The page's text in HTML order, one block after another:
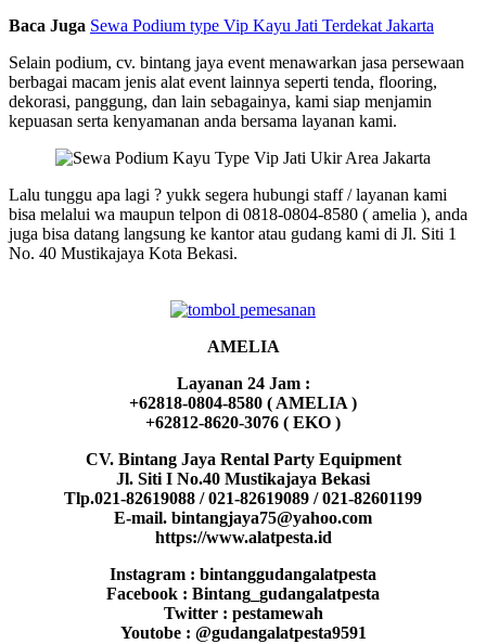
Baca Juga Sewa Podium type Vip Kayu Jati Terdekat Jakarta
Selain podium, cv. bintang jaya event menawarkan jasa persewaan
berbagai macam jenis alat event lainnya seperti tenda, flooring,
dekorasi, panggung, dan lain sebagainya, kami siap menjamin
kepuasan serta kenyamanan anda bersama layanan kami.
Lalu tunggu apa lagi ? yukk segera hubungi staff / layanan kami
bisa melalui wa maupun telpon di 0818-0804-8580 ( amelia ), anda
juga bisa datang langsung ke kantor atau gudang kami di Jl. Siti 1
No. 40 Mustikajaya Kota Bekasi.
AMELIA
Layanan 24 Jam :
+62818-0804-8580 ( AMELIA )
+62812-8620-3076 ( EKO )
CV. Bintang Jaya Rental Party Equipment
Jl. Siti I No.40 Mustikajaya Bekasi
Tlp.021-82619088 / 021-82619089 / 021-82601199
E-mail. bintangjaya75@yahoo.com
https://www.alatpesta.id
Instagram : bintanggudangalatpesta
Facebook : Bintang_gudangalatpesta
Twitter : pestamewah
Youtobe : @gudangalatpesta9591